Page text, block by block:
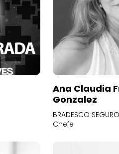
Ana Claudia
Gonzalez
BRADESCO
Chefe